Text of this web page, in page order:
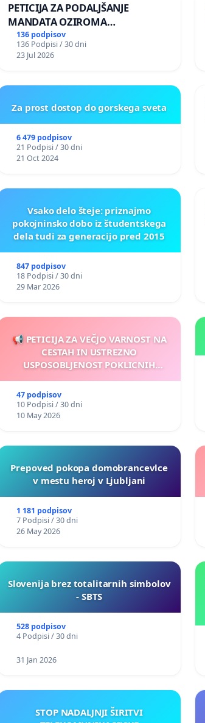
PETICIJA ZA PODALJŠANJE
MANDATA OZIROMA
ČIMPREJŠNJO PONOVNO
NAPOTITEV GOSPODA BERNARDA
ŠRAJNERJA NA VELEPOSLANIŠTVO
136 podpisov
136 Podpisi / 30 dni
23 Jul 2026
Za prost dostop do gorskega sveta
6 479 podpisov
21 Podpisi / 30 dni
21 Oct 2024
Vsako delo šteje: priznajmo
pokojninsko dobo iz študentskega
dela tudi za generacijo pred 2015
847 podpisov
18 Podpisi / 30 dni
29 Mar 2026
📢 PETICIJA ZA VEČJO VARNOST NA
CESTAH IN USTREZNO
USPOSOBLJENOST POKLICNIH
47 podpisov
10 Podpisi / 30 dni
10 May 2026
Prepoved pokopa domobrancevlce
v mestu heroj v Ljubljani
1 181 podpisov
7 Podpisi / 30 dni
26 May 2026
Slovenija brez totalitarnih simbolov
- SBTS
528 podpisov
4 Podpisi / 30 dni
31 Jan 2026
STOP NADALJNJI ŠIRITVI